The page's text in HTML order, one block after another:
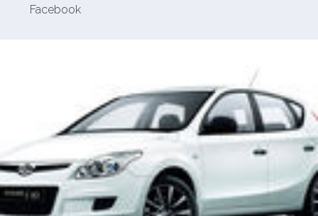
Facebook